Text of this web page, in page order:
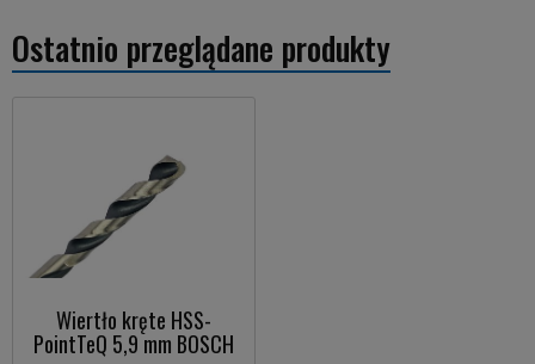
Ostatnio przeglądane produkty
Wiertło kręte HSS-
PointTeQ 5,9 mm BOSCH